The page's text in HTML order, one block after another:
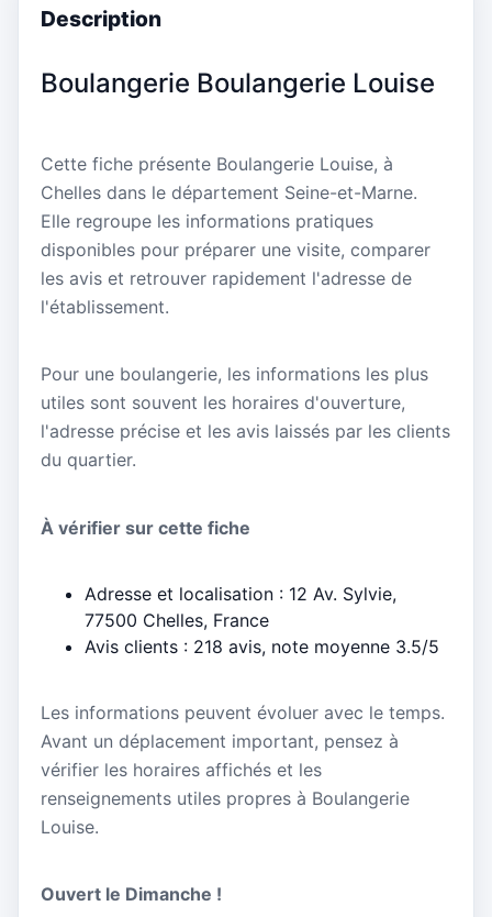
Description
Boulangerie Boulangerie Louise
Cette fiche présente Boulangerie Louise, à
Chelles dans le département Seine-et-Marne.
Elle regroupe les informations pratiques
disponibles pour préparer une visite, comparer
les avis et retrouver rapidement l'adresse de
l'établissement.
Pour une boulangerie, les informations les plus
utiles sont souvent les horaires d'ouverture,
l'adresse précise et les avis laissés par les clients
du quartier.
À vérifier sur cette fiche
Adresse et localisation : 12 Av. Sylvie,
77500 Chelles, France
Avis clients : 218 avis, note moyenne 3.5/5
Les informations peuvent évoluer avec le temps.
Avant un déplacement important, pensez à
vérifier les horaires affichés et les
renseignements utiles propres à Boulangerie
Louise.
Ouvert le Dimanche !